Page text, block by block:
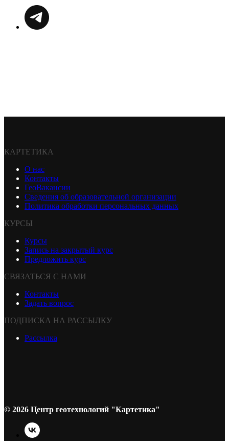
КАРТЕТИКА
О нас
Контакты
ГеоВакансии
Сведения об образовательной организации
Политика обработки персональных данных
КУРСЫ
Курсы
Запись на закрытый курс
Предложить курс
СВЯЗАТЬСЯ С НАМИ
Контакты
Задать вопрос
ПОДПИСКА НА РАССЫЛКУ
Рассылка
© 2026 Центр геотехнологий "Картетика"